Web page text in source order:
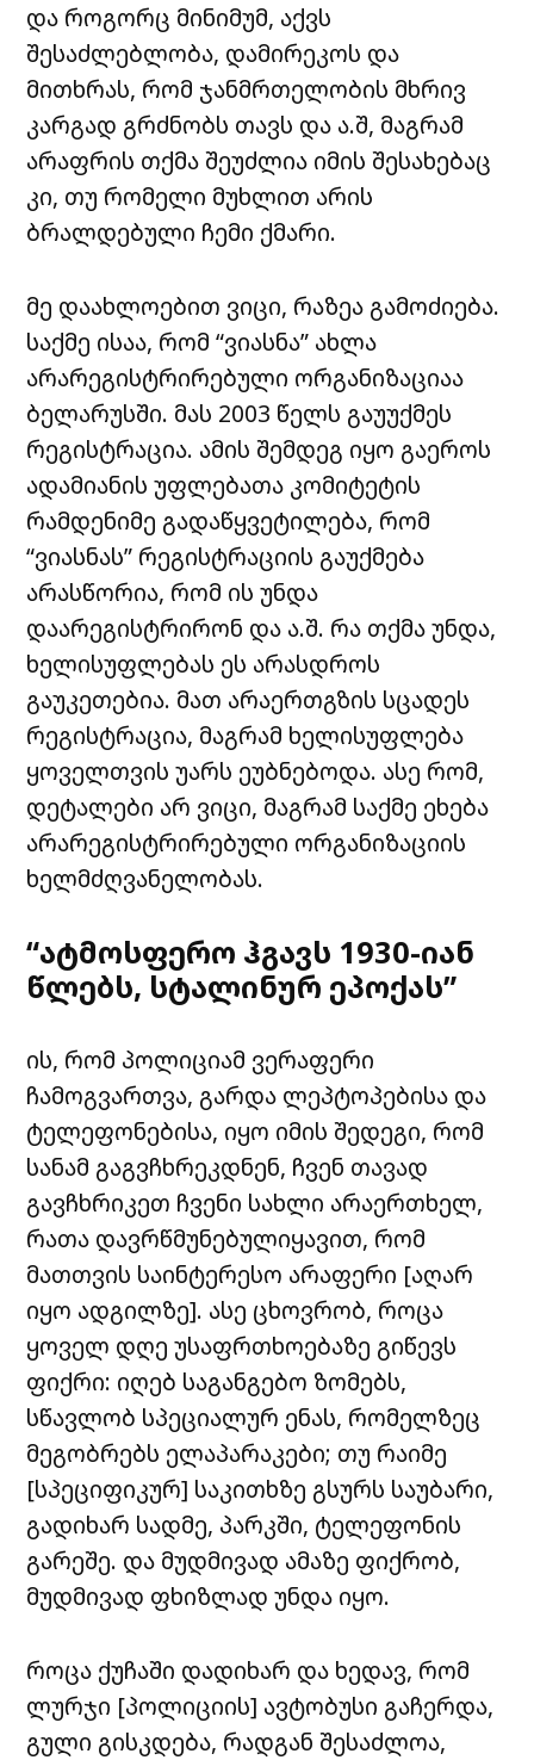
და როგორც მინიმუმ, აქვს
შესაძლებლობა, დამირეკოს და
მითხრას, რომ ჯანმრთელობის მხრივ
კარგად გრძნობს თავს და ა.შ, მაგრამ
არაფრის თქმა შეუძლია იმის შესახებაც
კი, თუ რომელი მუხლით არის
ბრალდებული ჩემი ქმარი.
მე დაახლოებით ვიცი, რაზეა გამოძიება.
საქმე ისაა, რომ “ვიასნა” ახლა
არარეგისტრირებული ორგანიზაციაა
ბელარუსში. მას 2003 წელს გაუუქმეს
რეგისტრაცია. ამის შემდეგ იყო გაეროს
ადამიანის უფლებათა კომიტეტის
რამდენიმე გადაწყვეტილება, რომ
“ვიასნას” რეგისტრაციის გაუქმება
არასწორია, რომ ის უნდა
დაარეგისტრირონ და ა.შ. რა თქმა უნდა,
ხელისუფლებას ეს არასდროს
გაუკეთებია. მათ არაერთგზის სცადეს
რეგისტრაცია, მაგრამ ხელისუფლება
ყოველთვის უარს ეუბნებოდა. ასე რომ,
დეტალები არ ვიცი, მაგრამ საქმე ეხება
არარეგისტრირებული ორგანიზაციის
ხელმძღვანელობას.
“ატმოსფერო ჰგავს 1930-იან
წლებს, სტალინურ ეპოქას”
ის, რომ პოლიციამ ვერაფერი
ჩამოგვართვა, გარდა ლეპტოპებისა და
ტელეფონებისა, იყო იმის შედეგი, რომ
სანამ გაგვჩხრეკდნენ, ჩვენ თავად
გავჩხრიკეთ ჩვენი სახლი არაერთხელ,
რათა დავრწმუნებულიყავით, რომ
მათთვის საინტერესო არაფერი [აღარ
იყო ადგილზე]. ასე ცხოვრობ, როცა
ყოველ დღე უსაფრთხოებაზე გიწევს
ფიქრი: იღებ საგანგებო ზომებს,
სწავლობ სპეციალურ ენას, რომელზეც
მეგობრებს ელაპარაკები; თუ რაიმე
[სპეციფიკურ] საკითხზე გსურს საუბარი,
გადიხარ სადმე, პარკში, ტელეფონის
გარეშე. და მუდმივად ამაზე ფიქრობ,
მუდმივად ფხიზლად უნდა იყო.
როცა ქუჩაში დადიხარ და ხედავ, რომ
ლურჯი [პოლიციის] ავტობუსი გაჩერდა,
გული გისკდება, რადგან შესაძლოა,